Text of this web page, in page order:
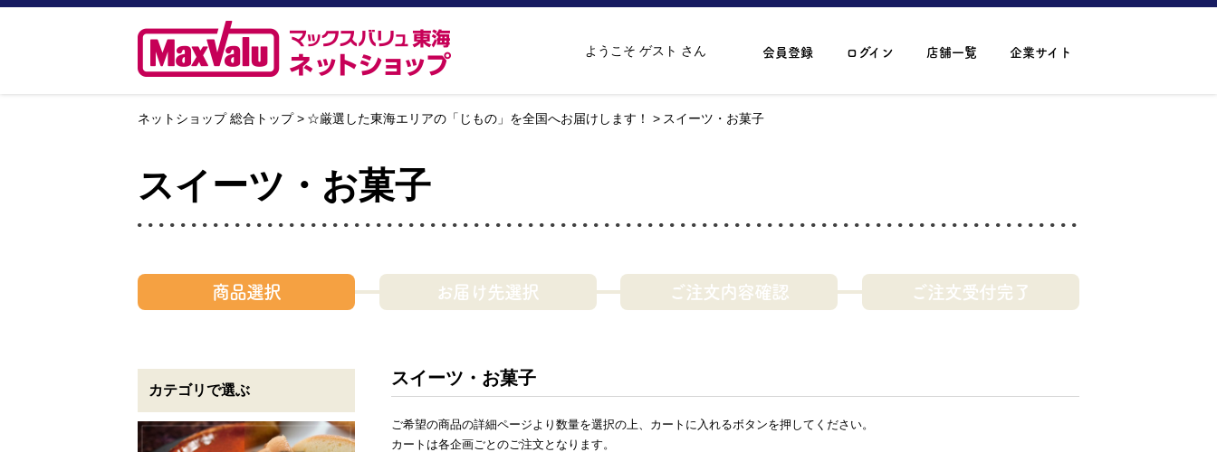
ようこそ ゲスト さん 会員登録 ログイン 店舗一覧 企業サイト
ネットショップ 総合トップ ☆厳選した東海エリアの「じもの」を全国へお届けします！ スイーツ・お菓子
スイーツ・お菓子
商品選択 お届け先選択 ご注文内容確認 ご注文受付完了
カテゴリで選ぶ
スイーツ・お菓子
ご希望の商品の詳細ページより数量を選択の上、カートに入れるボタンを押してください。
カートは各企画ごとのご注文となります。